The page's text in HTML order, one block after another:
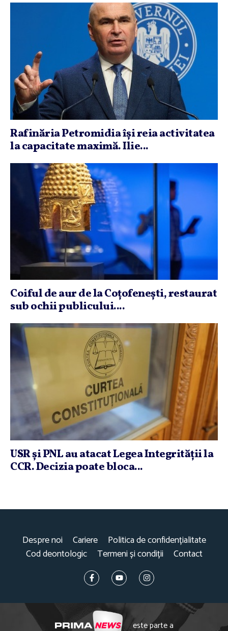
Rafinăria Petromidia îşi reia activitatea
la capacitate maximă. Ilie...
Coiful de aur de la Coţofeneşti, restaurat
sub ochii publicului....
USR şi PNL au atacat Legea Integrităţii la
CCR. Decizia poate bloca...
Despre noi Cariere
Politica de confidențialitate
Cod deontologic
Termeni și condiții Contact
este parte a